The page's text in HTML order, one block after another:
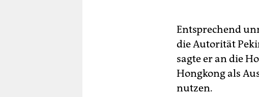
Entsprechend
die Autorität
sagte er an die
Hongkong als
nutzen.